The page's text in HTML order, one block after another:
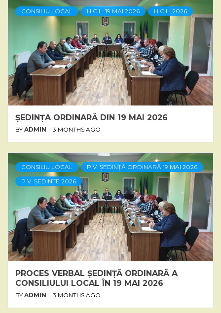
CONSILIU LOCAL H.C.L. 19 MAI 2026 H.C.L. 2026
ȘEDINȚA ORDINARĂ DIN 19 MAI 2026
BY ADMIN 3 MONTHS AGO
CONSILIU LOCAL
P.V. ȘEDINȚĂ ORDINARĂ 19 MAI 2026
P.V. ȘEDINȚE 2026
PROCES VERBAL ȘEDINȚĂ ORDINARĂ A
CONSILIULUI LOCAL ÎN 19 MAI 2026
BY ADMIN 3 MONTHS AGO